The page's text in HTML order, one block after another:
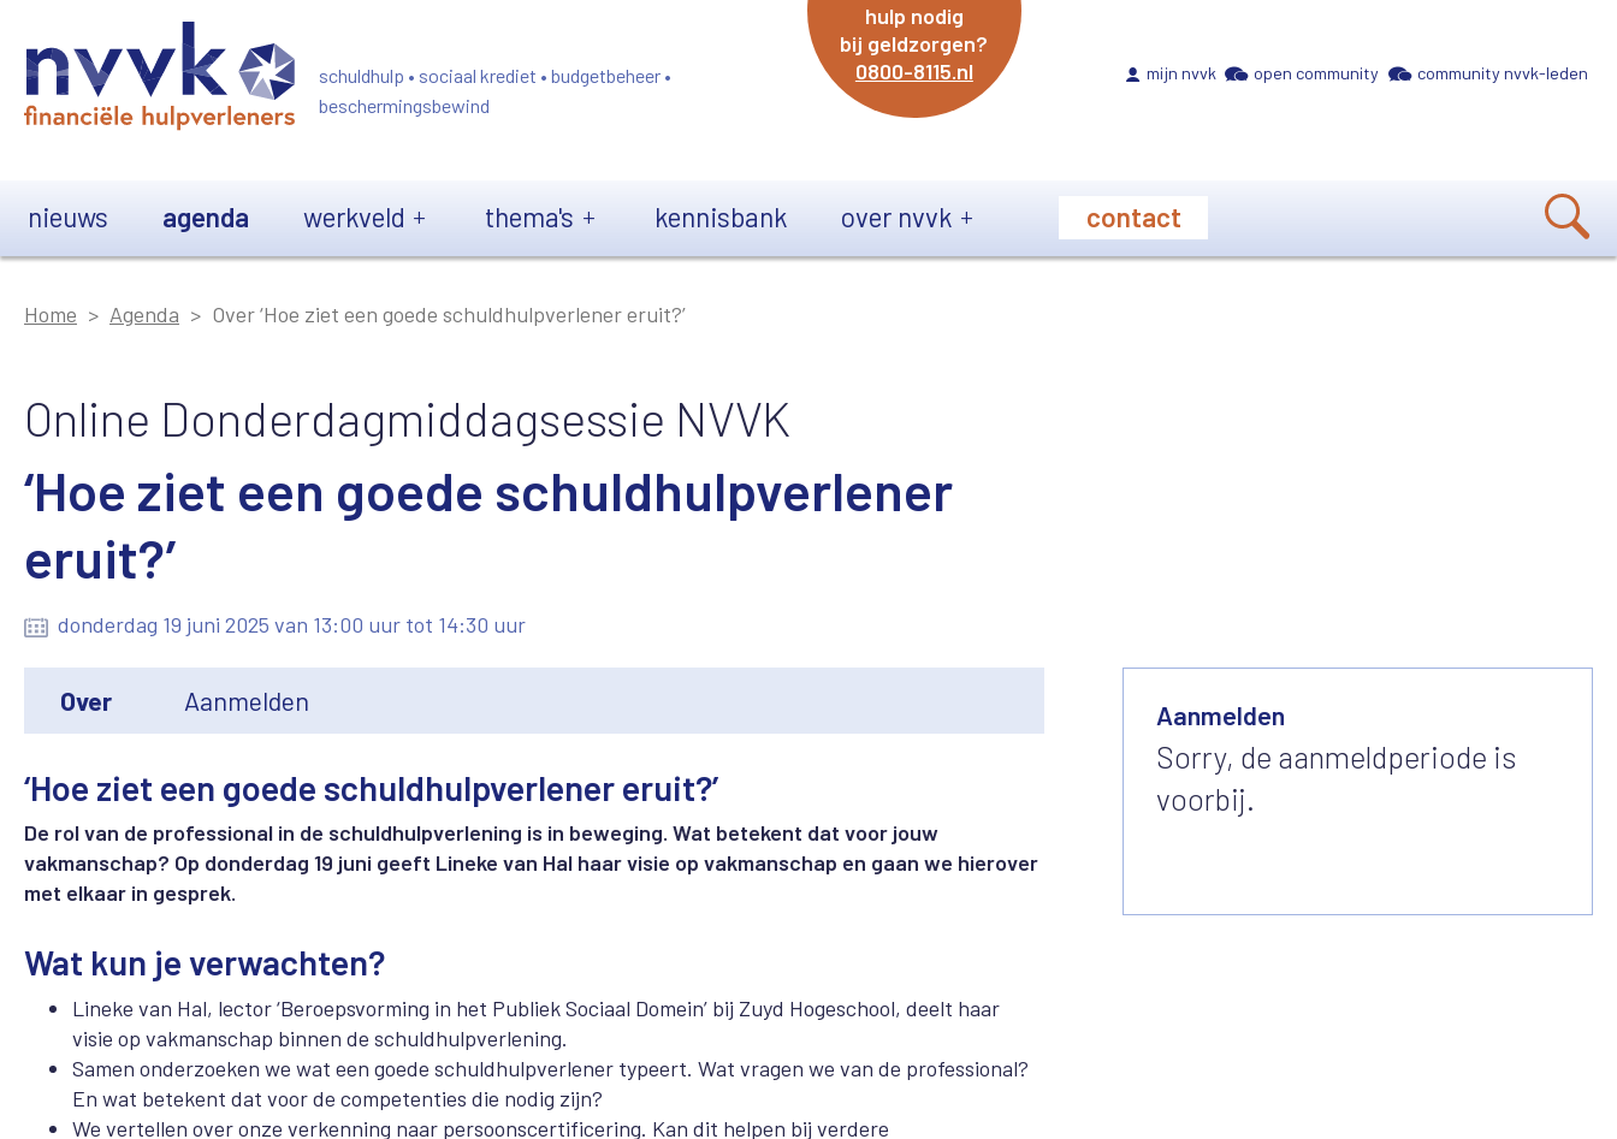
schuldhulp • sociaal krediet • budgetbeheer •
beschermingsbewind
hulp nodig
bij geldzorgen?
0800-8115.nl
mijn nvvk open community community nvvk-leden
nieuws agenda werkveld thema's kennisbank over nvvk contact
Home Agenda Over ‘Hoe ziet een goede schuldhulpverlener eruit?’
Online Donderdagmiddagsessie NVVK
‘Hoe ziet een goede schuldhulpverlener
eruit?’
donderdag 19 juni 2025 van 13:00 uur tot 14:30 uur
Over Aanmelden
‘Hoe ziet een goede schuldhulpverlener eruit?’
De rol van de professional in de schuldhulpverlening is in beweging. Wat betekent dat voor jouw
vakmanschap? Op donderdag 19 juni geeft Lineke van Hal haar visie op vakmanschap en gaan we hierover
met elkaar in gesprek.
Wat kun je verwachten?
Lineke van Hal, lector ‘Beroepsvorming in het Publiek Sociaal Domein’ bij Zuyd Hogeschool, deelt haar
visie op vakmanschap binnen de schuldhulpverlening.
Samen onderzoeken we wat een goede schuldhulpverlener typeert. Wat vragen we van de professional?
En wat betekent dat voor de competenties die nodig zijn?
We vertellen over onze verkenning naar persoonscertificering. Kan dit helpen bij verdere
Aanmelden
Sorry, de aanmeldperiode is
voorbij.